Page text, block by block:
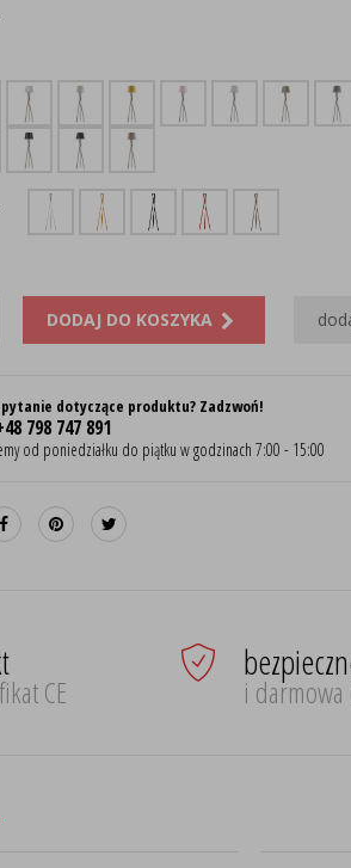
DODAJ DO KOSZYKA
dotyczące produktu? Zadzwoń!
798 747 891
od poniedziałku do piątku w godzinach 7:00 - 15:00
CE i darmowa